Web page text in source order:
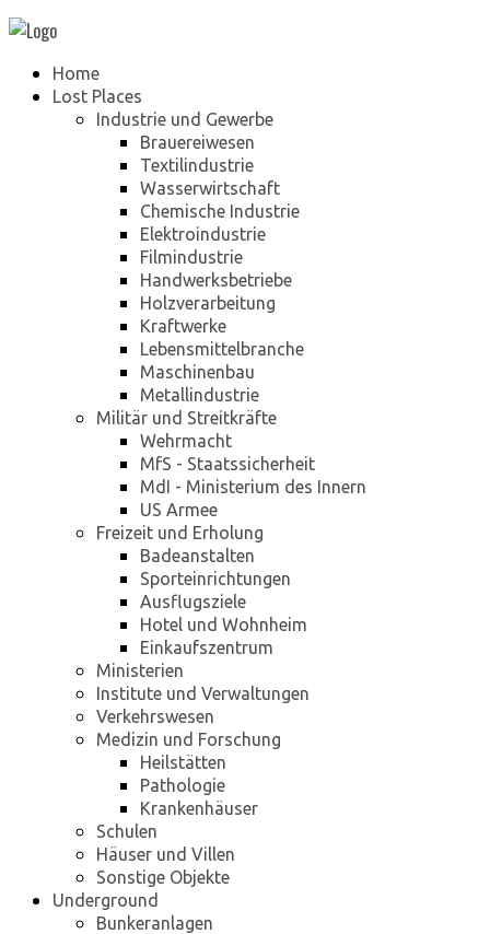
Home
Lost Places
Industrie und Gewerbe
Brauereiwesen
Textilindustrie
Wasserwirtschaft
Chemische Industrie
Elektroindustrie
Filmindustrie
Handwerksbetriebe
Holzverarbeitung
Kraftwerke
Lebensmittelbranche
Maschinenbau
Metallindustrie
Militär und Streitkräfte
Wehrmacht
MfS - Staatssicherheit
MdI - Ministerium des Innern
US Armee
Freizeit und Erholung
Badeanstalten
Sporteinrichtungen
Ausflugsziele
Hotel und Wohnheim
Einkaufszentrum
Ministerien
Institute und Verwaltungen
Verkehrswesen
Medizin und Forschung
Heilstätten
Pathologie
Krankenhäuser
Schulen
Häuser und Villen
Sonstige Objekte
Underground
Bunkeranlagen